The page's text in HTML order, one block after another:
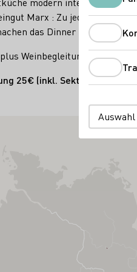
Marx : Zu jedem der
das Dinner zu einer
Weinbegleitung 25€ (inkl.
25€ (inkl. Sektempfang, 6-